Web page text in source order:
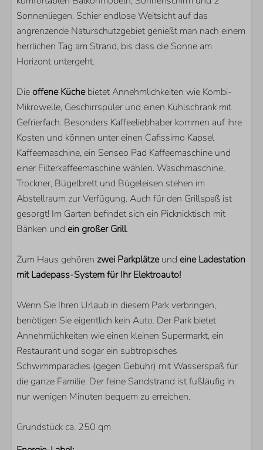
Smart TV
Zusätzliche ausländische Kanäle
Sonnenliegen. Schier endlose Weitsicht auf das
angrenzende Naturschutzgebiet genießt man nach einem
herrlichen Tag am Strand, bis dass die Sonne am
Horizont untergeht.
Die offene Küchebietet Annehmlichkeiten wie Kombi-
Mikrowelle, Geschirrspüler und einen Kühlschrank mit
Gefrierfach. Besonders Kaffeeliebhaber kommen auf ihre
Kosten und können unter einen Cafissimo Kapsel
Kaffeemaschine, ein Senseo Pad Kaffeemaschine und
einer Filterkaffeemaschine wählen. Waschmaschine,
Trockner, Bügelbrett und Bügeleisen stehen im
Abstellraum zur Verfügung. Auch für den Grillspaß ist
gesorgt! Im Garten befindet sich ein Picknicktisch mit
Bänken und ein großer Grill.
Zum Haus gehören zwei Parkplätzeund eine Ladestation
mit Ladepass-System für Ihr Elektroauto!
Wenn Sie Ihren Urlaub in diesem Park verbringen,
benötigen Sie eigentlich kein Auto. Der Park bietet
Annehmlichkeiten wie einen kleinen Supermarkt, ein
Restaurant und sogar ein subtropisches
Schwimmparadies (gegen Gebühr) mit Wasserspaß für
die ganze Familie. Der feine Sandstrand ist fußläufig in
nur wenigen Minuten bequem zu erreichen.
Grundstück ca. 250 qm